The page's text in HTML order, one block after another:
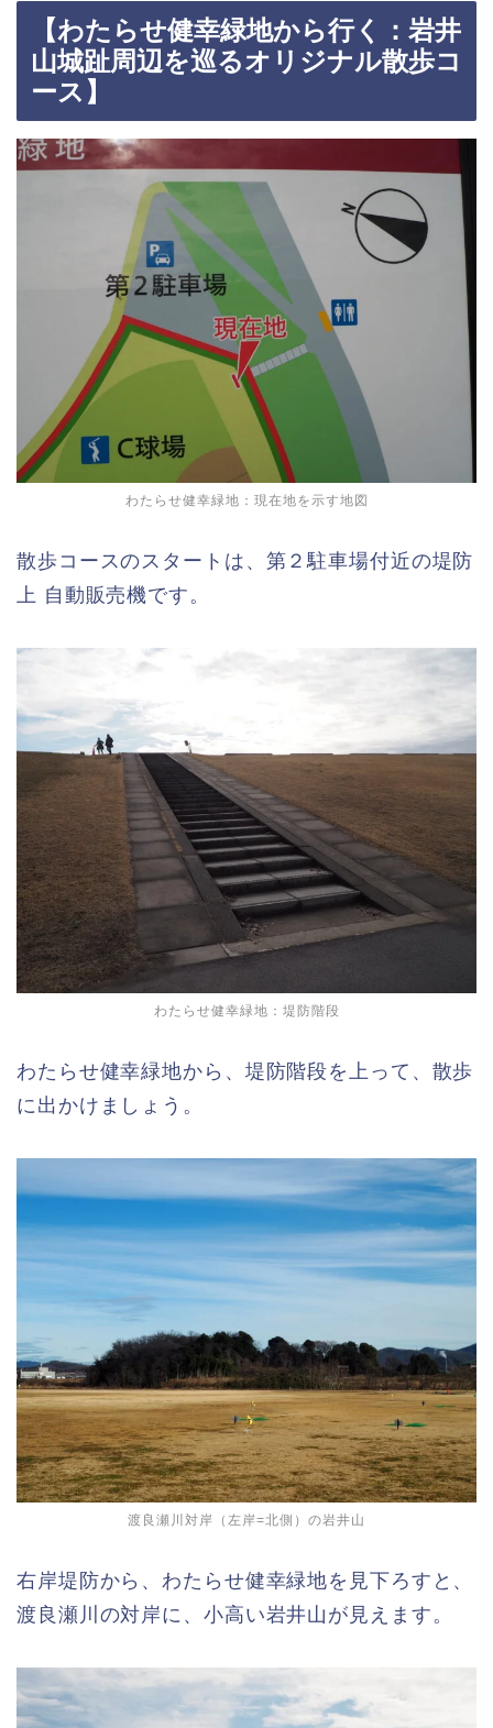
【わたらせ健幸緑地から行く：岩井
山城趾周辺を巡るオリジナル散歩コ
ース】
わたらせ健幸緑地：現在地を示す地図
散歩コースのスタートは、第２駐車場付近の堤防
上 自動販売機です。
わたらせ健幸緑地：堤防階段
わたらせ健幸緑地から、堤防階段を上って、散歩
に出かけましょう。
渡良瀬川対岸（左岸=北側）の岩井山
右岸堤防から、わたらせ健幸緑地を見下ろすと、
渡良瀬川の対岸に、小高い岩井山が見えます。